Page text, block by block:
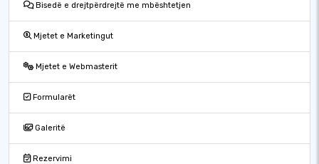
Bisedë e drejtpërdrejtë me mbështetjen
Mjetet e Marketingut
Mjetet e Webmasterit
Formularët
Galeritë
Rezervimi